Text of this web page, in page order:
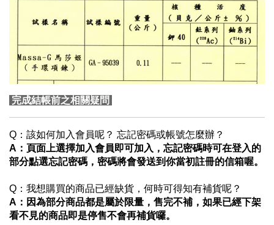
完成結帳前之相關疑問
Q：該如何加入會員呢？ 忘記密碼或帳號怎麼辦？
A ：頁面上選擇加入會員即可加入，忘記密碼時可在登入的
部分點選忘記密碼，密碼將會發送到你當初註冊的信箱喔。
Q：我想購買的商品已經缺貨，何時可得知有補貨呢？
A ：因為部分商品都是屬於限量，售完不補，如果已經下架
看不見的商品即是停售不會再補貨囉。